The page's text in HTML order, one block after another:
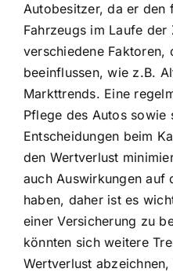
Autobesitzer, da er den
Fahrzeugs im Laufe
verschiedene Faktoren,
beeinflussen, wie z.B.
Markttrends. Eine
Pflege des Autos sowie
Entscheidungen beim
den Wertverlust
auch Auswirkungen auf
haben, daher ist es
einer Versicherung zu
könnten sich weitere
Wertverlust